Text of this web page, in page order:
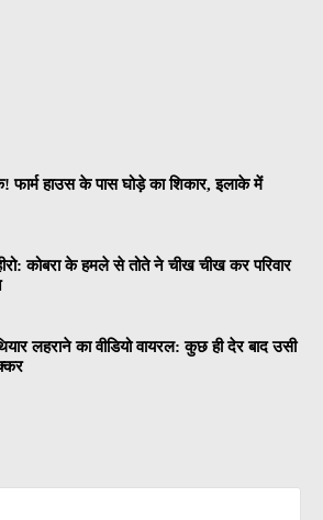
फार्म हाउस के पास घोड़े का शिकार, इलाके में
कोबरा के हमले से तोते ने चीख चीख कर परिवार
लहराने का वीडियो वायरल: कुछ ही देर बाद उसी